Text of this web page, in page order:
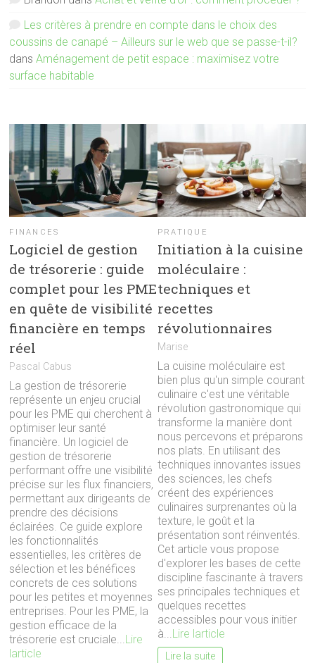
Les critères à prendre en compte dans le choix des
coussins de canapé – Ailleurs sur le web que se passe-t-il?
dansAménagement de petit espace : maximisez votre
surface habitable
FINANCES
Logiciel de gestion
de trésorerie : guide
complet pour les PME
en quête de visibilité
financière en temps
réel
Pascal Cabus
La gestion de trésorerie
représente un enjeu crucial
pour les PME qui cherchent à
optimiser leur santé
financière. Un logiciel de
gestion de trésorerie
performant offre une visibilité
précise sur les flux financiers,
permettant aux dirigeants de
prendre des décisions
éclairées. Ce guide explore
les fonctionnalités
essentielles, les critères de
sélection et les bénéfices
concrets de ces solutions
pour les petites et moyennes
entreprises. Pour les PME, la
gestion efficace de la
trésorerie est cruciale... Lire
larticle
PRATIQUE
Initiation à la cuisine
moléculaire :
techniques et
recettes
révolutionnaires
Marise
La cuisine moléculaire est
bien plus qu'un simple courant
culinaire c'est une véritable
révolution gastronomique qui
transforme la manière dont
nous percevons et préparons
nos plats. En utilisant des
techniques innovantes issues
des sciences, les chefs
créent des expériences
culinaires surprenantes où la
texture, le goût et la
présentation sont réinventés.
Cet article vous propose
d'explorer les bases de cette
discipline fascinante à travers
ses principales techniques et
quelques recettes
accessibles pour vous initier
à... Lire larticle
Lire la suite